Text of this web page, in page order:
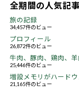
全期間の人気記
旅の記録
34,457件のビュー
プロフィール
26,872件のビュー
牛肉、豚肉、鶏肉、
25,446件のビュー
増設メモリがハード
21,165件のビュー